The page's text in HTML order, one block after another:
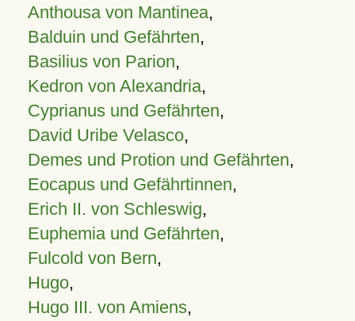
Anthousa von Mantinea,
Balduin und Gefährten,
Basilius von Parion,
Kedron von Alexandria,
Cyprianus und Gefährten,
David Uribe Velasco,
Demes und Protion und Gefährten,
Eocapus und Gefährtinnen,
Erich II. von Schleswig,
Euphemia und Gefährten,
Fulcold von Bern,
Hugo,
Hugo III. von Amiens,